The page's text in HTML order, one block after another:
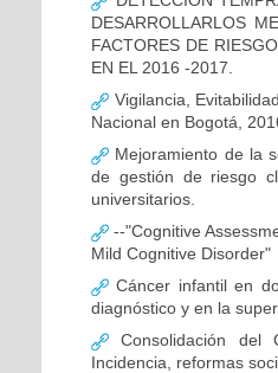
DESARROLLARLOS
FACTORES DE
EN EL 2016 -2017.
Vigilancia,
Nacional en Bogotá,
Mejoramiento de la
de gestión de riesgo
universitarios.
--"Cognitive
Mild Cognitive Disorder"
Cáncer infantil en
diagnóstico y en la
Consolidación del
Incidencia, reformas